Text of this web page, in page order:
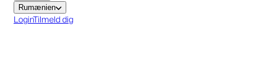
Rumænien
LoginTilmeld dig